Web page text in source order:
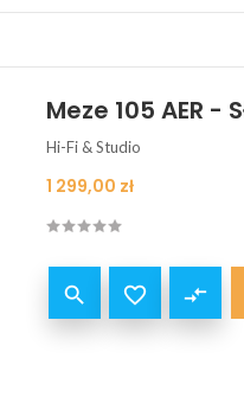
Meze 105 AER
Hi-Fi & Studio
Cena
1 299,00 zł
  compare_arrows